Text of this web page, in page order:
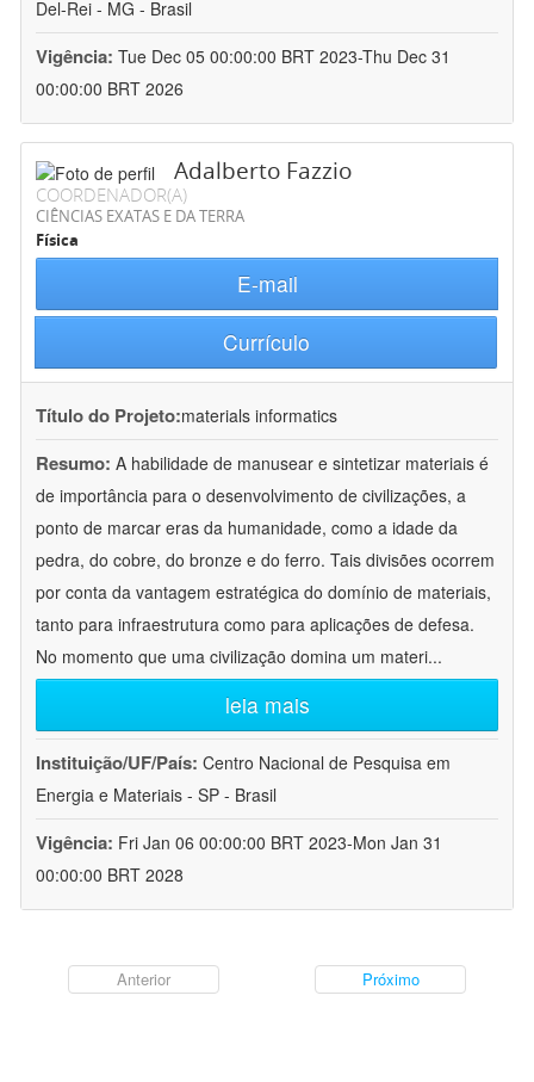
Del-Rei - MG - Brasil
Vigência: Tue Dec 05 00:00:00 BRT 2023-Thu Dec 31
00:00:00 BRT 2026
Adalberto Fazzio
COORDENADOR(A)
CIÊNCIAS EXATAS E DA TERRA
Física
E-mail
Currículo
Título do Projeto:materials informatics
Resumo: A habilidade de manusear e sintetizar materiais é
de importância para o desenvolvimento de civilizações, a
ponto de marcar eras da humanidade, como a idade da
pedra, do cobre, do bronze e do ferro. Tais divisões ocorrem
por conta da vantagem estratégica do domínio de materiais,
tanto para infraestrutura como para aplicações de defesa.
No momento que uma civilização domina um materi...
leia mais
Instituição/UF/País: Centro Nacional de Pesquisa em
Energia e Materiais - SP - Brasil
Vigência: Fri Jan 06 00:00:00 BRT 2023-Mon Jan 31
00:00:00 BRT 2028
Anterior Próximo